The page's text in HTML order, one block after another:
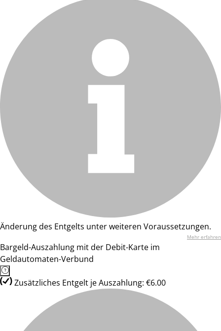
Änderung des Entgelts unter weiteren Voraussetzungen.
Mehr erfahren
Bargeld-Auszahlung mit der Debit-Karte im
Geldautomaten-Verbund
Zusätzliches Entgelt je Auszahlung: €6.00